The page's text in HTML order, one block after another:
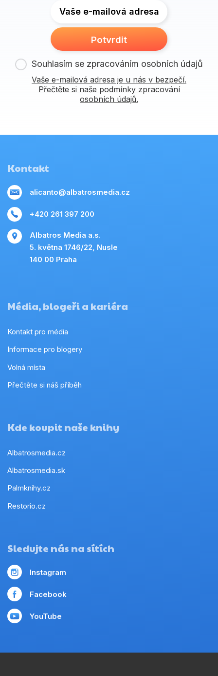
Vaše e-mailová adresa
Potvrdit
Souhlasím se zpracováním osobních údajů
Vaše e-mailová adresa je u nás v bezpečí.
Přečtěte si naše podmínky zpracování
osobních údajů.
Kontakt
alicanto@albatrosmedia.cz
+420 261 397 200
Albatros Media a.s.
5. května 1746/22, Nusle
140 00 Praha
Média, blogeři a kariéra
Kontakt pro média
Informace pro blogery
Volná místa
Přečtěte si náš příběh
Kde koupit naše knihy
Albatrosmedia.cz
Albatrosmedia.sk
Palmknihy.cz
Restorio.cz
Sledujte nás na sítích
Instagram
Facebook
YouTube